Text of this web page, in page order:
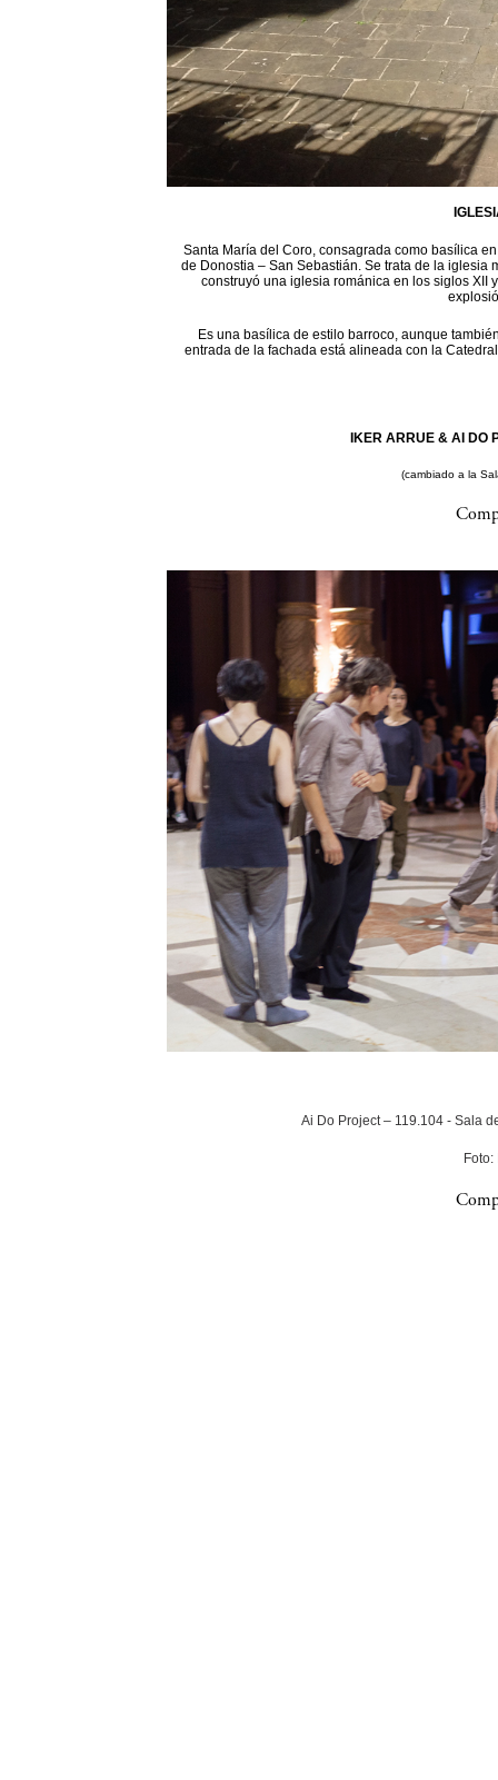
Santa María del Coro, consagrada como basílica
de Donostia – San Sebastián. Se trata de la iglesia
construyó una iglesia románica en los siglos XII
Es una basílica de estilo barroco, aunque
entrada de la fachada está alineada con la
IKER ARRUE & AI DO
(cambiado a la
Ai Do Project – 119.104 - Sala